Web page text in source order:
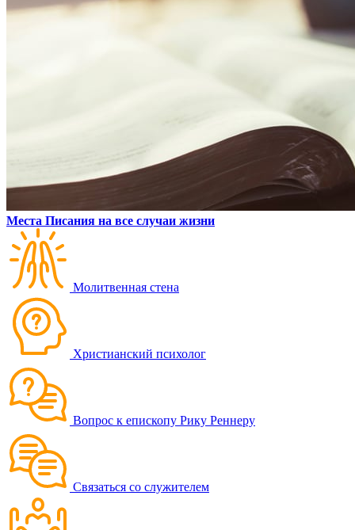
Места Писания на все случаи жизни
Молитвенная стена
Христианский психолог
Вопрос к епископу Рику Реннеру
Связаться со служителем